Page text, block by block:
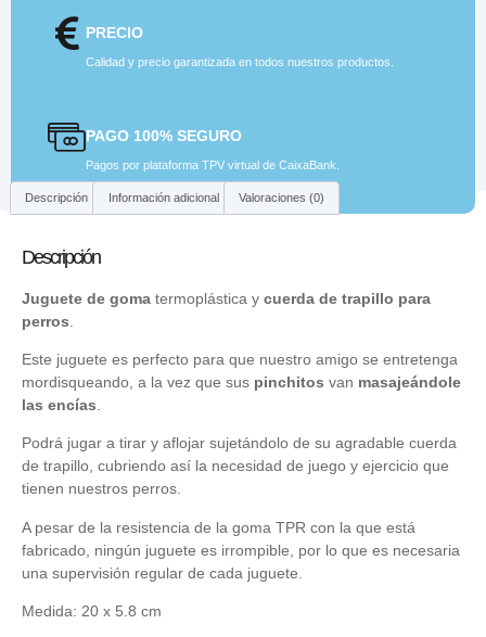
PRECIO
Calidad y precio garantizada en todos nuestros productos.
PAGO 100% SEGURO
Pagos por plataforma TPV virtual de CaixaBank.
Descripción Información adicional Valoraciones (0)
Descripción
Juguete de goma termoplástica y cuerda de trapillo para
perros
Este juguete es perfecto para que nuestro amigo se entretenga
mordisqueando, a la vez que sus pinchitos van masajeándole
las encías
Podrá jugar a tirar y aflojar sujetándolo de su agradable cuerda
de trapillo, cubriendo así la necesidad de juego y ejercicio que
tienen nuestros perros.
A pesar de la resistencia de la goma TPR con la que está
fabricado, ningún juguete es irrompible, por lo que es necesaria
una supervisión regular de cada juguete.
Medida: 20 x 5.8 cm